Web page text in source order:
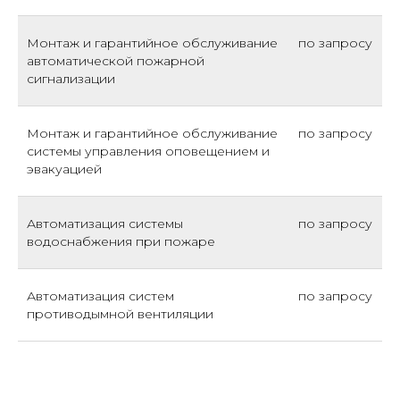
Монтаж и гарантийное обслуживание
автоматической пожарной
сигнализации
по запросу
Монтаж и гарантийное обслуживание
системы управления оповещением и
эвакуацией
по запросу
Автоматизация системы
водоснабжения при пожаре
по запросу
Автоматизация систем
противодымной вентиляции
по запросу